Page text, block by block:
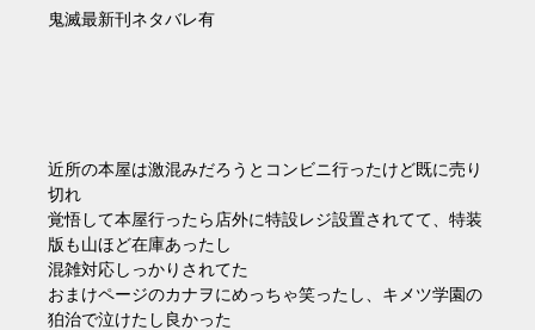
鬼滅最新刊ネタバレ有
近所の本屋は激混みだろうとコンビニ行ったけど既に売り
切れ
覚悟して本屋行ったら店外に特設レジ設置されてて、特装
版も山ほど在庫あったし
混雑対応しっかりされてた
おまけページのカナヲにめっちゃ笑ったし、キメツ学園の
狛治で泣けたし良かった